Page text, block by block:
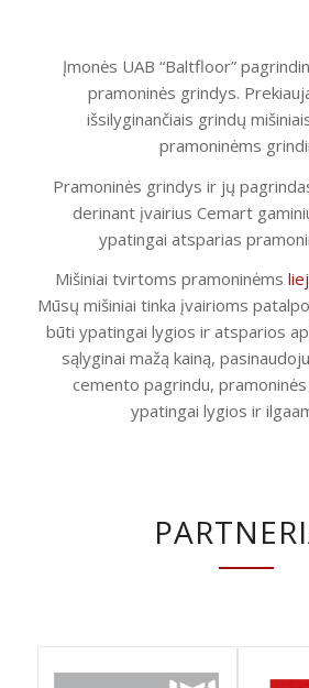
Įmonės UAB “Baltfloor”
pramoninės grindys.
išsilyginančiais grindų
pramoninėms
Pramoninės grindys ir jų
derinant įvairius Cemart
ypatingai atsparias
Mišiniai tvirtoms pramoninėms
Mūsų mišiniai tinka įvairioms
būti ypatingai lygios ir atsparios
sąlyginai mažą kainą,
cemento pagrindu,
ypatingai lygios ir